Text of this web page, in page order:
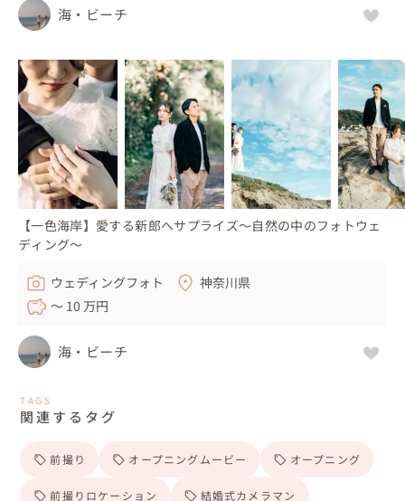
海・ビーチ
【一色海岸】愛する新郎へサプライズ〜自然の中のフォトウェ
ディング〜
ウェディングフォト
神奈川県
〜 10 万円
海・ビーチ
TAGS
関連するタグ
前撮り オープニングムービー オープニング
前撮りロケーション 結婚式カメラマン